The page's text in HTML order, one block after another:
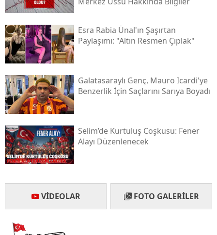
Esra Rabia Ünal'ın Şaşırtan
Paylaşımı: "altın Resmen Çıplak"
Galatasaraylı Genç, Mauro Icardi'ye
Benzerlik İçin Saçlarını Sarıya Boyadı
Selim’de Kurtuluş Coşkusu: Fener
Alayı Düzenlenecek
VIDEOLAR FOTO GALERILER